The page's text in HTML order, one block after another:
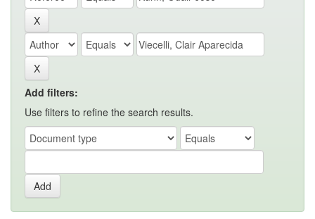
Add filters:
Use filters to refine the search results.